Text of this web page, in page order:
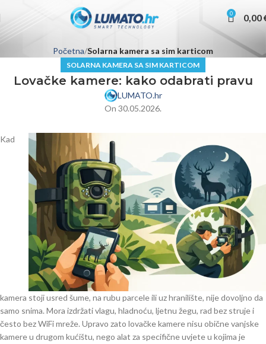
0 0,00
Početna Solarna kamera sa sim karticom
SOLARNA KAMERA SA SIM KARTICOM
Lovačke kamere: kako odabrati pravu
LUMATO.hr
On 30.05.2026.
Kad
kamera stoji usred šume, na rubu parcele ili uz hranilište, nije dovoljno da
samo snima. Mora izdržati vlagu, hladnoću, ljetnu žegu, rad bez struje i
često bez WiFi mreže. Upravo zato lovačke kamere nisu obične vanjske
kamere u drugom kućištu, nego alat za specifične uvjete u kojima je